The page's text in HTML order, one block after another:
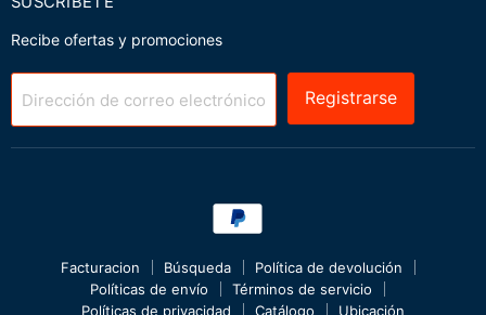
Recibe ofertas y promociones
Dirección de correo electrónico Registrarse
Facturacion Búsqueda
Política de devolución
Políticas de envío
Términos de servicio
Políticas de privacidad
Catálogo Ubicación